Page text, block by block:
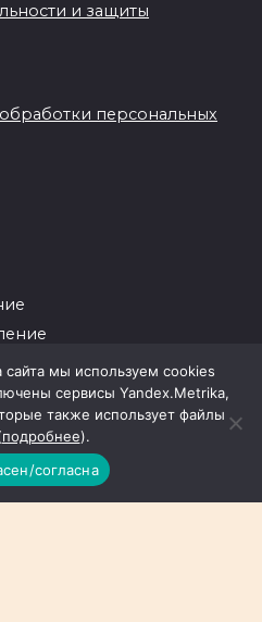
и защиты
персональных
мы используем cookies
сервисы Yandex.Metrika,
также использует файлы
подробнее).
согласна